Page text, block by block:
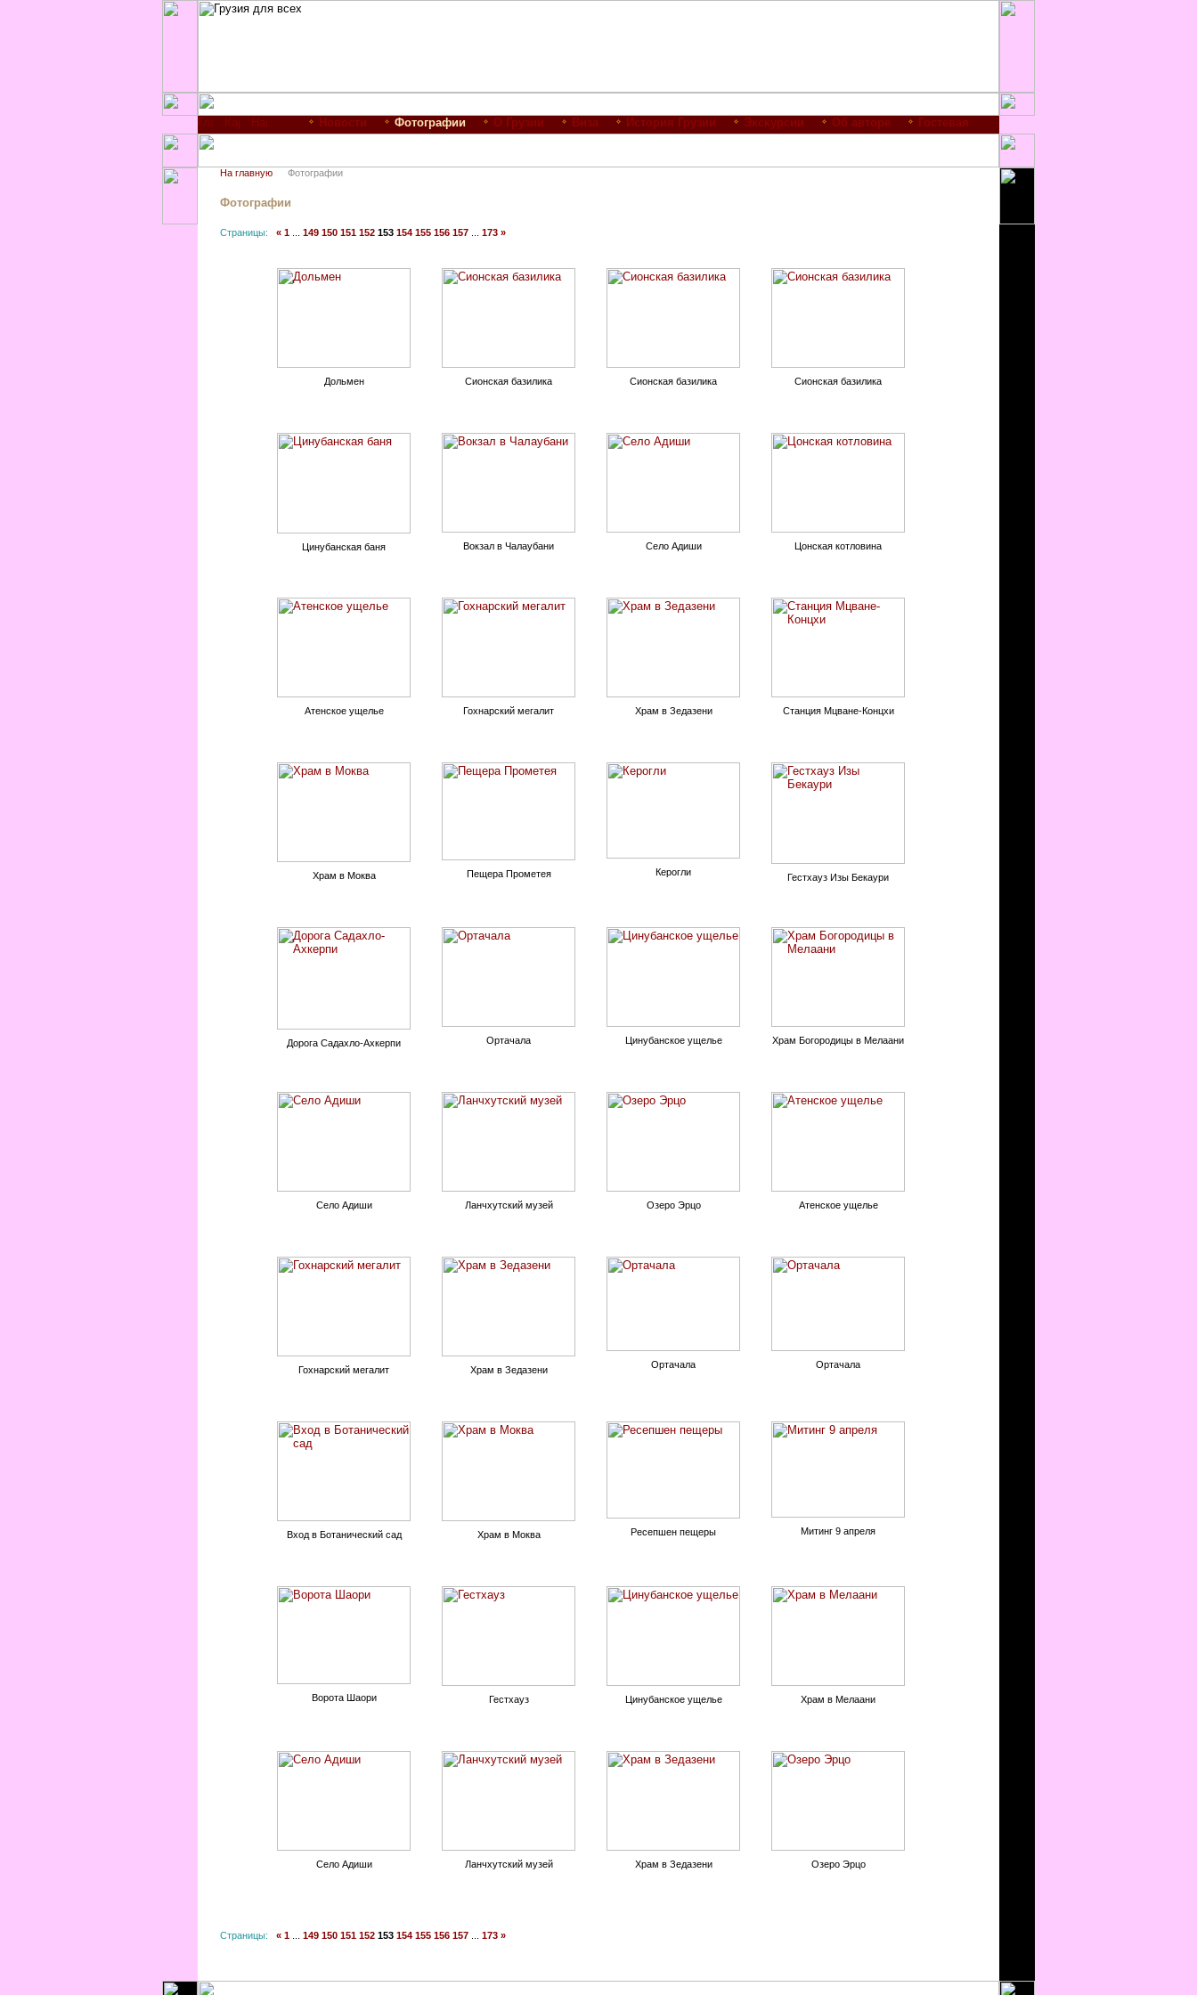
Новости Фотографии О Грузии Виза История Грузии Экскурсии Об авторе Гостевая
На главную Фотографии
Фотографии
Страницы: « 1 149 150 151 152 153 154 155 156 157 173 »
Дольмен Сионская базилика Сионская базилика Сионская базилика
Цинубанская баня Вокзал в Чалаубани Село Адиши Цонская котловина
Атенское ущелье Гохнарский мегалит Храм в Зедазени Станция Мцване-Концхи
Храм в Моква Пещера Прометея Керогли Гестхауз Изы Бекаури
Дорога Садахло-Ахкерпи Ортачала Цинубанское ущелье Храм Богородицы в Мелаани
Село Адиши Ланчхутский музей Озеро Эрцо Атенское ущелье
Гохнарский мегалит Храм в Зедазени Ортачала Ортачала
Вход в Ботанический сад Храм в Моква Ресепшен пещеры Митинг 9 апреля
Ворота Шаори Гестхауз Цинубанское ущелье Храм в Мелаани
Село Адиши Ланчхутский музей Храм в Зедазени Озеро Эрцо
Страницы: « 1 149 150 151 152 153 154 155 156 157 173 »